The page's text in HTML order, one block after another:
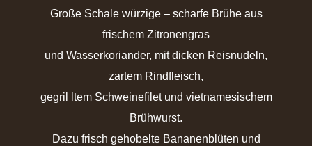
Große Schale würzige – scharfe Brühe aus
frischem Zitronengras
und Wasserkoriander, mit dicken Reisnudeln,
zartem Rindfleisch,
gegril ltem Schweinefilet und vietnamesischem
Brühwurst.
Dazu frisch gehobelte Bananenblüten und